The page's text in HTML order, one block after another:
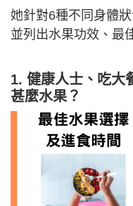
她針對6種不同身體
並列出水果功效、最
1. 健康人士、 吃大
甚麼水果？